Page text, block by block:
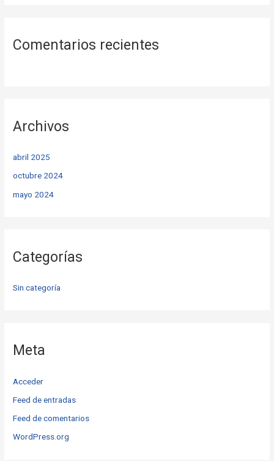
Comentarios recientes
Archivos
abril 2025
octubre 2024
mayo 2024
Categorías
Sin categoría
Meta
Acceder
Feed de entradas
Feed de comentarios
WordPress.org